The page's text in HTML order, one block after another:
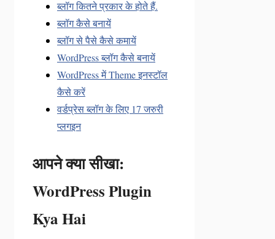
ब्लॉग कितने प्रकार के होते हैं.
ब्लॉग कैसे बनायें
ब्लॉग से पैसे कैसे कमायें
WordPress ब्लॉग कैसे बनायें
WordPress में Theme इनस्टॉल
कैसे करें
वर्डप्रेस ब्लॉग के लिए 17 जरुरी
प्लगइन
आपने क्या सीखा:
WordPress Plugin
Kya Hai